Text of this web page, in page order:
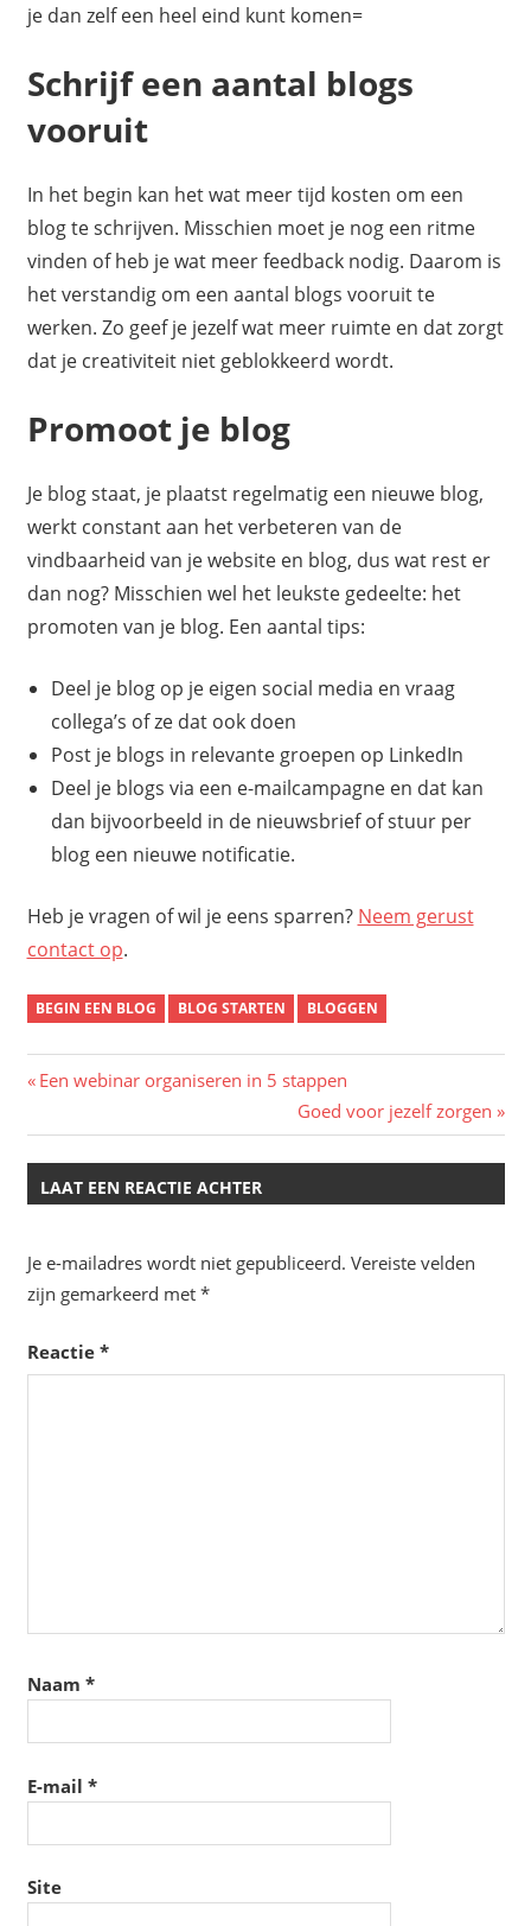
je dan zelf een heel eind kunt komen=
Schrijf een aantal blogs
vooruit
In het begin kan het wat meer tijd kosten om een
blog te schrijven. Misschien moet je nog een ritme
vinden of heb je wat meer feedback nodig. Daarom is
het verstandig om een aantal blogs vooruit te
werken. Zo geef je jezelf wat meer ruimte en dat zorgt
dat je creativiteit niet geblokkeerd wordt.
Promoot je blog
Je blog staat, je plaatst regelmatig een nieuwe blog,
werkt constant aan het verbeteren van de
vindbaarheid van je website en blog, dus wat rest er
dan nog? Misschien wel het leukste gedeelte: het
promoten van je blog. Een aantal tips:
Deel je blog op je eigen social media en vraag
collega’s of ze dat ook doen
Post je blogs in relevante groepen op LinkedIn
Deel je blogs via een e-mailcampagne en dat kan
dan bijvoorbeeld in de nieuwsbrief of stuur per
blog een nieuwe notificatie.
Heb je vragen of wil je eens sparren? Neem gerust
contact op.
BEGIN EEN BLOG BLOG STARTEN BLOGGEN
Bericht
navigatie
Vorig
Een webinar organiseren in 5 stappen
Volgend
bericht:
Goed voor jezelf zorgen
LAAT EEN REACTIE ACHTER
Je e-mailadres wordt niet gepubliceerd. Vereiste velden
zijn gemarkeerd met *
Reactie *
Naam *
E-mail *
Site